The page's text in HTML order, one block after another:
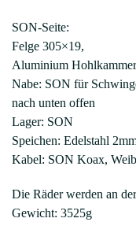
SON-Seite:
Felge 305×19,
Aluminium
Nabe: SON für
nach unten offen
Lager: SON
Speichen: Edelstahl
Kabel: SON Koax,
Die Räder werden an
Gewicht: 3525g